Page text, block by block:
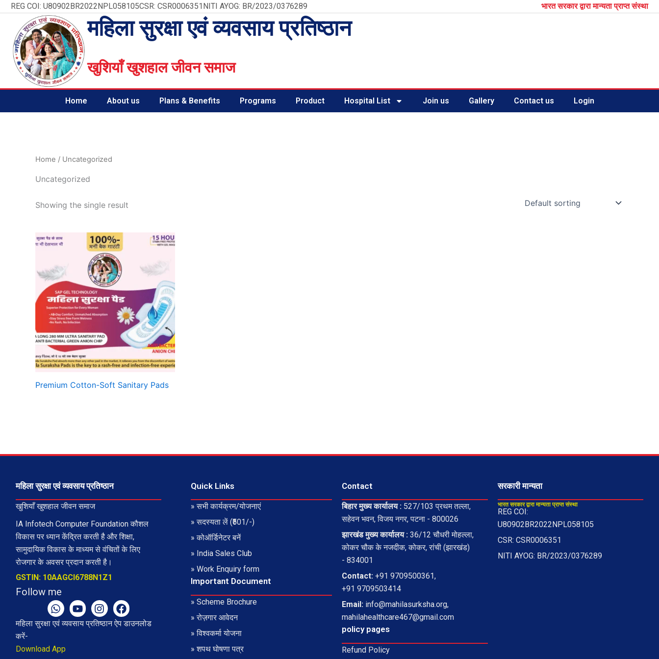
Skip
content
REG COI: U80902BR2022NPL058105CSR: CSR0006351NITI AYOG: BR/2023/0376289 भारत सरकार द्वारा मान्यता प्राप्त संस्था
महिला सुरक्षा एवं व्यवसाय प्रतिष्ठान
खुशियाँ खुशहाल जीवन समाज
Home About us Plans & Benefits Programs Product Hospital List Join us Gallery Contact us Login
Home / Uncategorized
Uncategorized
Showing the single result
Premium Cotton-Soft Sanitary Pads
महिला सुरक्षा एवं व्यवसाय प्रतिष्ठान
खुशियाँ खुशहाल जीवन समाज
IA Infotech Computer Foundation कौशल
विकास पर ध्यान केंद्रित करती है और शिक्षा,
सामुदायिक विकास के माध्यम से वंचितों के लिए
रोजगार के अवसर प्रदान करती है।
GSTIN: 10AAGCI6788N1Z1
Follow me
W
h
a
s
a
Y
o
u
I
n
s
F
a
c
महिला सुरक्षा एवं व्यवसाय प्रतिष्ठान ऐप डाउनलोड
करें-
Download App
Quick Links
» सभी कार्यक्रम/योजनाएं
» सदस्यता लें (₹501/-)
» कोऑर्डिनेटर बनें
» India Sales Club
» Work Enquiry form
Important Document
» Scheme Brochure
» रोज़गार आवेदन
» विश्वकर्मा योजना
» शपथ घोषणा पत्र
Contact
बिहार मुख्य कार्यालय : 527/103 प्रथम तल्ला,
सहेवन भवन, विजय नगर, पटना - 800026
झारखंड मुख्य कार्यालय : 36/12 चौधरी मोहल्ला,
कोकर चौक के नजदीक, कोकर, रांची (झारखंड)
- 834001
Contact: +91 9709500361,
+91 9709503414
Email: info@mahilasurksha.org,
mahilahealthcare467@gmail.com
policy pages
Refund Policy
सरकारी मान्यता
भारत सरकार द्वारा मान्यता प्राप्त संस्था
REG COI:
U80902BR2022NPL058105
CSR: CSR0006351
NITI AYOG: BR/2023/0376289